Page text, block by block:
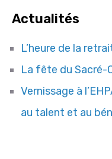
Actualités
L’heure de la
La fête du
Vernissage à
au talent et au